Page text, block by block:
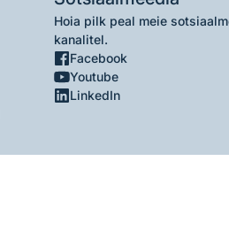
Hoia pilk peal meie
kanalitel.
Facebook
Youtube
LinkedIn